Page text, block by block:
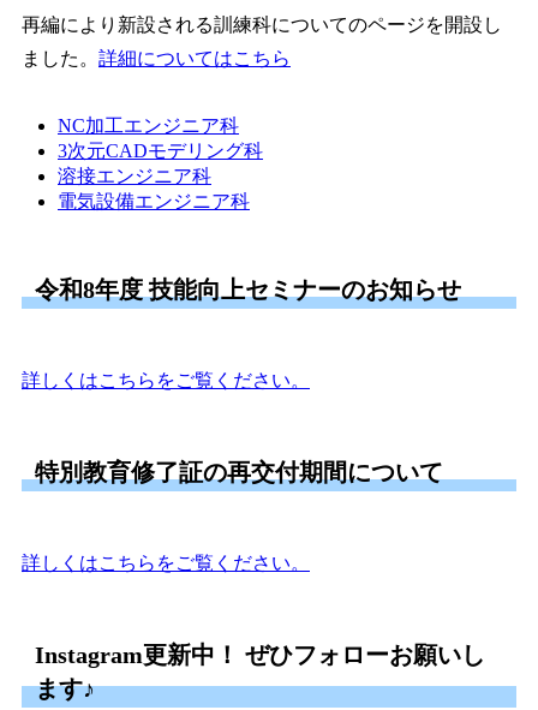
再編により新設される訓練科についてのページを開設し
ました。 詳細についてはこちら
NC加工エンジニア科
3次元CADモデリング科
溶接エンジニア科
電気設備エンジニア科
令和8年度 技能向上セミナーのお知らせ
詳しくはこちらをご覧ください。
特別教育修了証の再交付期間について
詳しくはこちらをご覧ください。
Instagram更新中！ ぜひフォローお願いし
ます♪